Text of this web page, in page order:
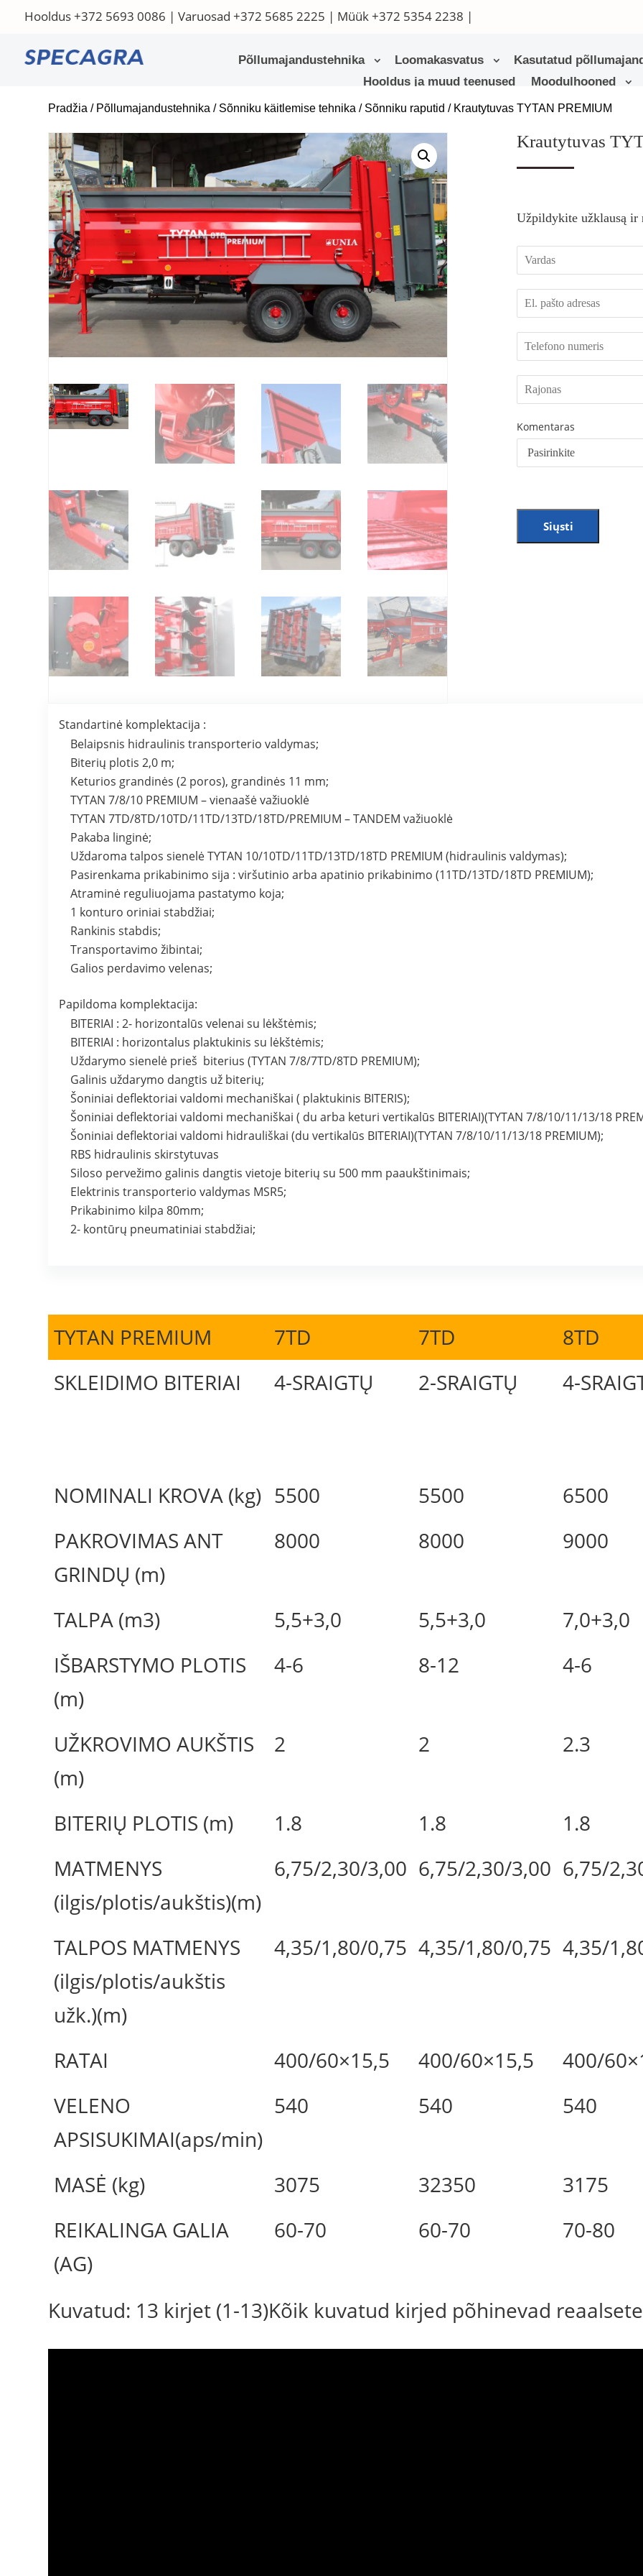
Hooldus+372 5693 0086 | Varuosad +372 5685 2225 | Müük+372 5354 2238 |
Põllumajandustehnika Loomakasvatus
Kasutatud
Hooldus ja muud teenused
Moodulhooned
Pradžia / Põllumajandustehnika / Sõnniku käitlemise tehnika / Sõnniku raputid / Krautytuvas TYTAN PREMIUM
Krautytuvas
Užpildykite užklausą ir
Komentaras
Siųsti
Standartinė komplektacija :
Belaipsnis hidraulinis transporterio valdymas;
Biterių plotis 2,0 m;
Keturios grandinės (2 poros), grandinės 11 mm;
TYTAN 7/8/10 PREMIUM – vienaašė važiuoklė
TYTAN 7TD/8TD/10TD/11TD/13TD/18TD/PREMIUM – TANDEM važiuoklė
Pakaba linginė;
Uždaroma talpos sienelė TYTAN 10/10TD/11TD/13TD/18TD PREMIUM (hidraulinis valdymas);
Pasirenkama prikabinimo sija : viršutinio arba apatinio prikabinimo (11TD/13TD/18TD PREMIUM);
Atraminė reguliuojama pastatymo koja;
1 konturo oriniai stabdžiai;
Rankinis stabdis;
Transportavimo žibintai;
Galios perdavimo velenas;
Papildoma komplektacija:
BITERIAI : 2- horizontalūs velenai su lėkštėmis;
BITERIAI : horizontalus plaktukinis su lėkštėmis;
Uždarymo sienelė prieš biterius (TYTAN 7/8/7TD/8TD PREMIUM);
Galinis uždarymo dangtis už biterių;
Šoniniai deflektoriai valdomi mechaniškai ( plaktukinis BITERIS);
Šoniniai deflektoriai valdomi mechaniškai ( du arba keturi vertikalūs BITERIAI)(TYTAN 7/8/10/11/13/18
Šoniniai deflektoriai valdomi hidrauliškai (du vertikalūs BITERIAI)(TYTAN 7/8/10/11/13/18 PREMIUM);
RBS hidraulinis skirstytuvas
Siloso pervežimo galinis dangtis vietoje biterių su 500 mm paaukštinimais;
Elektrinis transporterio valdymas MSR5;
Prikabinimo kilpa 80mm;
2- kontūrų pneumatiniai stabdžiai;
TYTAN PREMIUM 7TD 7TD 8TD
SKLEIDIMO BITERIAI
4-SRAIGTŲ 2-SRAIGTŲ 4-
NOMINALI KROVA (kg) 5500 5500 6500
PAKROVIMAS ANT
GRINDŲ (m)
8000 8000 9000
TALPA (m3) 5,5+3,0 5,5+3,0 7,0+3,0
IŠBARSTYMO PLOTIS
(m)
4-6 8-12 4-6
UŽKROVIMO AUKŠTIS
(m)
2 2 2.3
BITERIŲ PLOTIS (m) 1.8 1.8 1.8
MATMENYS
(ilgis/plotis/aukštis)(m)
6,75/2,30/3,00 6,75/2,30/3,00 6,75/
TALPOS MATMENYS
(ilgis/plotis/aukštis
užk.)(m)
4,35/1,80/0,75 4,35/1,80/0,75 4,35/
RATAI 400/60×15,5 400/60×15,5 400/
VELENO
APSISUKIMAI(aps/min)
540 540 540
MASĖ (kg) 3075 32350 3175
REIKALINGA GALIA
(AG)
60-70 60-70 70-80
Kuvatud: 13 kirjet (1-13)Kõik kuvatud kirjed põhinevad